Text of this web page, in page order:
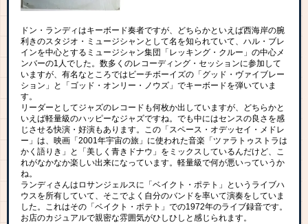
ドン・ランディはキーボード奏者ですが、どちらかといえば西海岸の腕
利きのスタジオ・ミュージシャンとして名を知られていて、ハル・ブレ
インを中心とするミュージシャン集団「レッキング・クルー」の中心メ
ンバーの1人でした。数多くのレコーディング・セッションに参加して
いますが、有名なところではビーチボーイズの「グッド・ヴァイブレー
ション」と「ゴッド・オンリー・ノウズ」でキーボードを弾いていま
す。
リーダーとしてジャズのレコードも何枚か出していますが、どちらかと
いえば軽量級のハッピーなジャズですね。でも中にはセンスの良さを感
じさせる快演・好演もあります。この「スペース・オデッセイ・メドレ
ー」は、映画「2001年宇宙の旅」に使われた音楽「ツァラトゥストラは
かく語りき」と「美しく青きドナウ」をミックスしているんだけど、こ
れがなかなか楽しい出来になっています。軽量級で何が悪いっていうか
ね。
ランディさんはロサンジェルスに「ベイクト・ポテト」というライブハ
ウスを所有していて、そこでよく自分のバンドを率いて演奏をしていま
した。これはその「ベイクト・ポテト」での1972年のライブ録音です。
お店のカジュアルで親密な雰囲気がひしひしと感じられます。